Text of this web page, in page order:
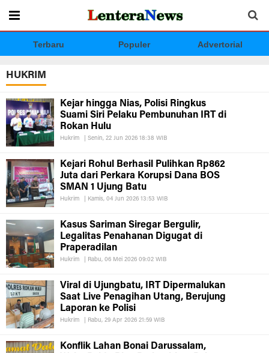
Terbaru Populer Advertorial
HUKRIM
Kejar hingga Nias, Polisi Ringkus
Suami Siri Pelaku Pembunuhan IRT di
Rokan Hulu
Hukrim Senin, 22 Jun 2026 18:38 WIB
Kejari Rohul Berhasil Pulihkan Rp862
Juta dari Perkara Korupsi Dana BOS
SMAN 1 Ujung Batu
Hukrim Kamis, 04 Jun 2026 13:53 WIB
Kasus Sariman Siregar Bergulir,
Legalitas Penahanan Digugat di
Praperadilan
Hukrim Rabu, 06 Mei 2026 09:02 WIB
Viral di Ujungbatu, IRT Dipermalukan
Saat Live Penagihan Utang, Berujung
Laporan ke Polisi
Hukrim Rabu, 29 Apr 2026 21:59 WIB
Konflik Lahan Bonai Darussalam,